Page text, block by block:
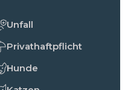
Unfall
Privathaftpflicht
Hunde